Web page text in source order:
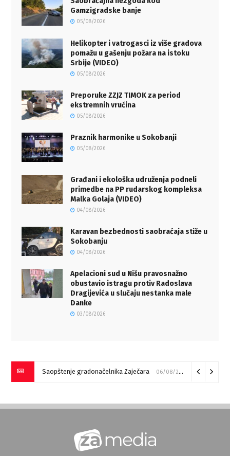
Gamzigradske banje
05/08/2026
Helikopter i vatrogasci iz više gradova
pomažu u gašenju požara na istoku
Srbije (VIDEO)
05/08/2026
Preporuke ZZJZ TIMOK za period
ekstremnih vrućina
05/08/2026
Praznik harmonike u Sokobanji
05/08/2026
Građani i ekološka udruženja podneli
primedbe na PP rudarskog kompleksa
Malka Golaja (VIDEO)
04/08/2026
Karavan bezbednosti saobraćaja stiže u
Sokobanju
04/08/2026
Apelacioni sud u Nišu pravosnažno
obustavio istragu protiv Radoslava
Dragijevića u slučaju nestanka male
Danke
03/08/2026
Saopštenje gradonačelnika Zaječara 06/08/2026